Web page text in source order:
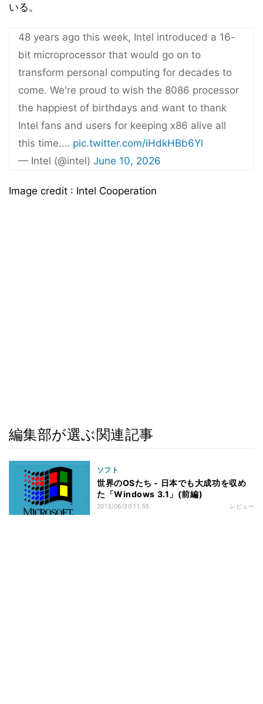
いる。
48 years ago this week, Intel introduced a 16-
bit microprocessor that would go on to
transform personal computing for decades to
come. We're proud to wish the 8086 processor
the happiest of birthdays and want to thank
Intel fans and users for keeping x86 alive all
this time.… pic.twitter.com/iHdkHBb6Yl
— Intel (@intel) June 10, 2026
Image credit : Intel Cooperation
編集部が選ぶ関連記事
ソフト
世界のOSたち - 日本でも大成功を収め
た「Windows 3.1」(前編)
2013/06/20 11:55 レビュー